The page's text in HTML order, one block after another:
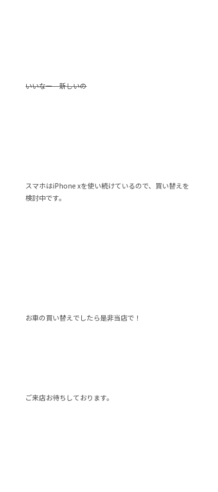
いいなー 新しいの
スマホはiPhone xを使い続けているので、買い替えを
検討中です。
お車の買い替えでしたら是非当店で！
ご来店お待ちしております。